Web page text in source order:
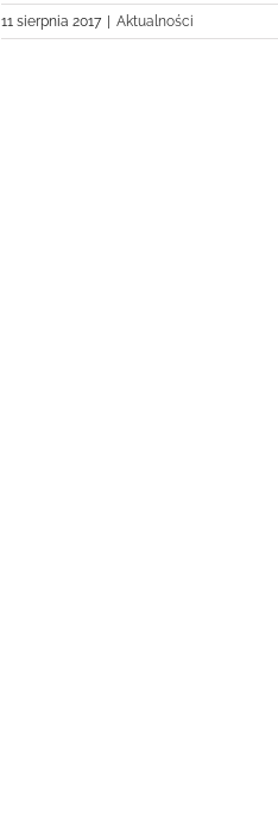
11 sierpnia 2017 Aktualności